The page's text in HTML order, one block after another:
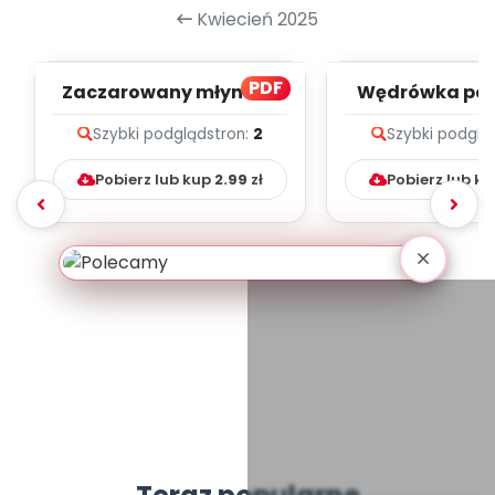
Kwiecień 2025
PDF
Zaczarowany młynek -
Szybki podglądstron: 2
Pobierz lub kup 2.99 zł
Wędrówka
Szybki
Pobierz lub